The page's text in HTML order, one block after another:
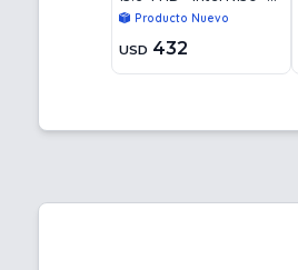
8GB - 128GB - Win11
Producto Nuevo
USD 432